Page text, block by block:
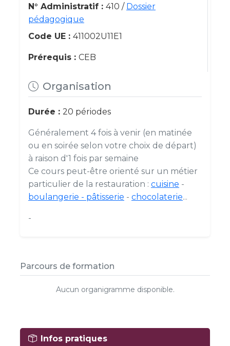
N° Administratif : 410 / Dossier
pédagogique
Code UE : 411002U11E1
Prérequis : CEB
Organisation
Durée : 20 périodes
Généralement 4 fois à venir (en matinée
ou en soirée selon votre choix de départ)
à raison d'1 fois par semaine
Ce cours peut-être orienté sur un métier
particulier de la restauration : cuisine -
boulangerie - pâtisserie - chocolaterie...
-
Parcours de formation
Aucun organigramme disponible.
Infos pratiques